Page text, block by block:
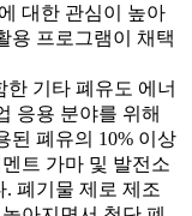
대한 관심이 높아
용 프로그램이 채택
기타 폐유도 에너
응용 분야를 위해
된 폐유의 10% 이상
트 가마 및 발전소
폐기물 제로 제조